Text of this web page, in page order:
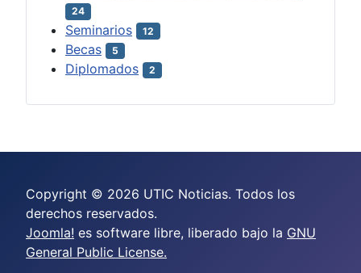
24
Seminarios 12
Becas 5
Diplomados 2
Copyright © 2026 UTIC Noticias. Todos los
derechos reservados.
Joomla! es software libre, liberado bajo la GNU
General Public License.